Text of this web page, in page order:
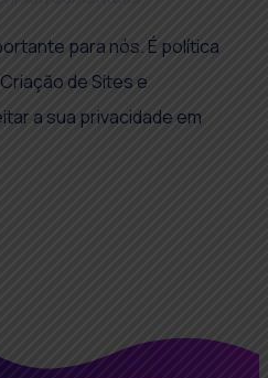
para nós. É política
de Sites e
a sua privacidade em